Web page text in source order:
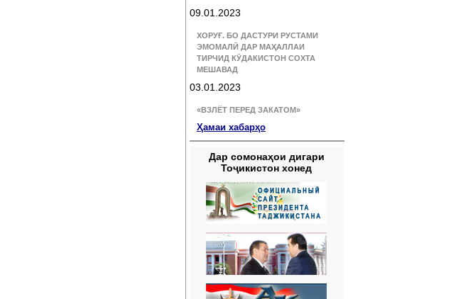
09.01.2023
ХОРУҒ. БО ДАСТУРИ РУСТАМИ
ЭМОМАЛӢ ДАР МАҲАЛЛАИ
ТИРЧИД КӮДАКИСТОН СОХТА
МЕШАВАД
03.01.2023
«ВЗЛЁТ ПЕРЕД ЗАКАТОМ»
Ҳамаи хабарҳо
Дар сомонаҳои дигари
Тоҷикистон хонед